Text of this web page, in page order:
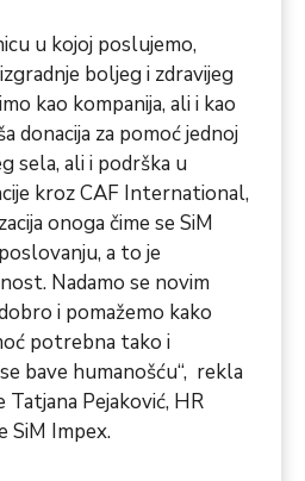
u kojoj poslujemo,
boljeg i zdravijeg
kao kompanija, ali i kao
donacija za pomoć jednoj
sela, ali i podrška u
kroz CAF International,
onoga čime se SiM
a to je
Nadamo se novim
i pomažemo kako
potrebna tako i
bave humanošću“, rekla
Tatjana Pejaković, HR
SiM Impex.